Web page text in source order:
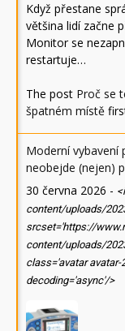
Když přestane
většina lidí začne
Monitor se
restartuje…
The post Proč se
špatném místě
Moderní vybavení
neobejde (nejen)
30 června 2026 -
content/uploads/
srcset='https://
content/uploads/
class='avatar avatar-
decoding='async'/>